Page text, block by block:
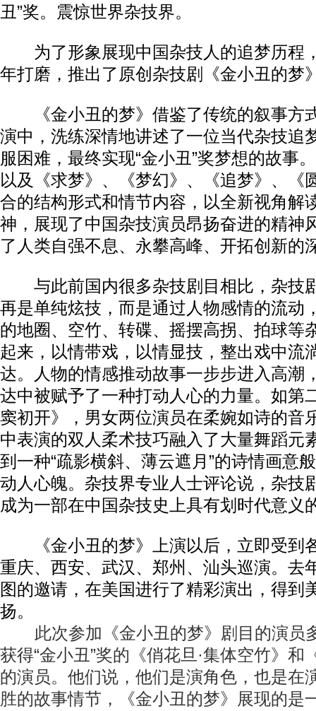
丑”奖。震惊世界杂技界。
为了形象展现中国杂技人的追梦历程
年打磨，推出了原创杂技剧《金小丑的梦
《金小丑的梦》借鉴了传统的叙事方
演中，洗练深情地讲述了一位当代杂技追
服困难，最终实现“金小丑”奖梦想的故事
以及《求梦》、《梦幻》、《追梦》、《
合的结构形式和情节内容，以全新视角解
神，展现了中国杂技演员昂扬奋进的精神
了人类自强不息、永攀高峰、开拓创新的
与此前国内很多杂技剧目相比，杂技
再是单纯炫技，而是通过人物感情的流动
的地圈、空竹、转碟、摇摆高拐、拍球等
起来，以情带戏，以情显技，整出戏中流
达。人物的情感推动故事一步步进入高潮
达中被赋予了一种打动人心的力量。如第
窦初开》，男女两位演员在柔婉如诗的音
中表演的双人柔术技巧融入了大量舞蹈元
到一种“疏影横斜、薄云遮月”的诗情画意
动人心魄。杂技界专业人士评论说，杂技
成为一部在中国杂技史上具有划时代意义
《金小丑的梦》上演以后，立即受到
重庆、西安、武汉、郑州、汕头巡演。去
图的邀请，在美国进行了精彩演出，得到
扬。
此次参加《金小丑的梦》剧目的演员
获得“金小丑”奖的《俏花旦·集体空竹》和
的演员。他们说，他们是演角色，也是在
胜的故事情节，《金小丑的梦》展现的是